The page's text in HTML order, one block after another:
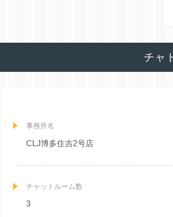
チャ
事務所名
CLJ博多住吉2号店
チャットルーム数
3